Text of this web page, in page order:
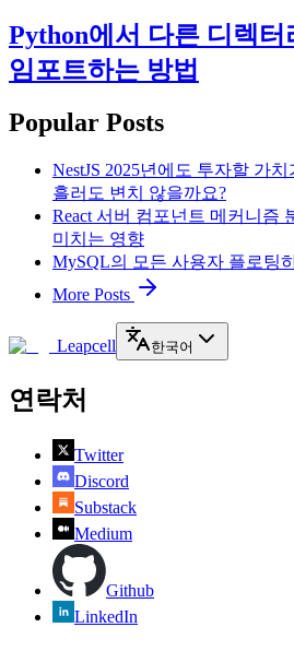
Python에서 다른 디렉
임포트하는 방법
Popular Posts
NestJS 2025년에도 투자할 가
흘러도 변치 않을까요?
React 서버 컴포넌트 메커니즘
미치는 영향
MySQL의 모든 사용자 플로팅
More Posts
Leapcell 한국어
연락처
Twitter
Discord
Substack
Medium
Github
LinkedIn